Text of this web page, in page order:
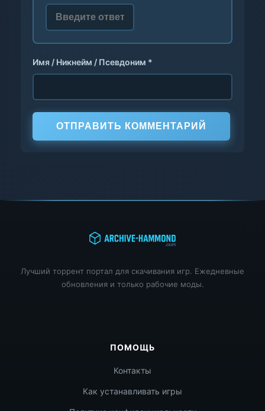
Имя / Никнейм / Псевдоним *
ОТПРАВИТЬ КОММЕНТАРИЙ
Лучший торрент портал для скачивания игр. Ежедневные
обновления и только рабочие моды.
ПОМОЩЬ
Контакты
Как устанавливать игры